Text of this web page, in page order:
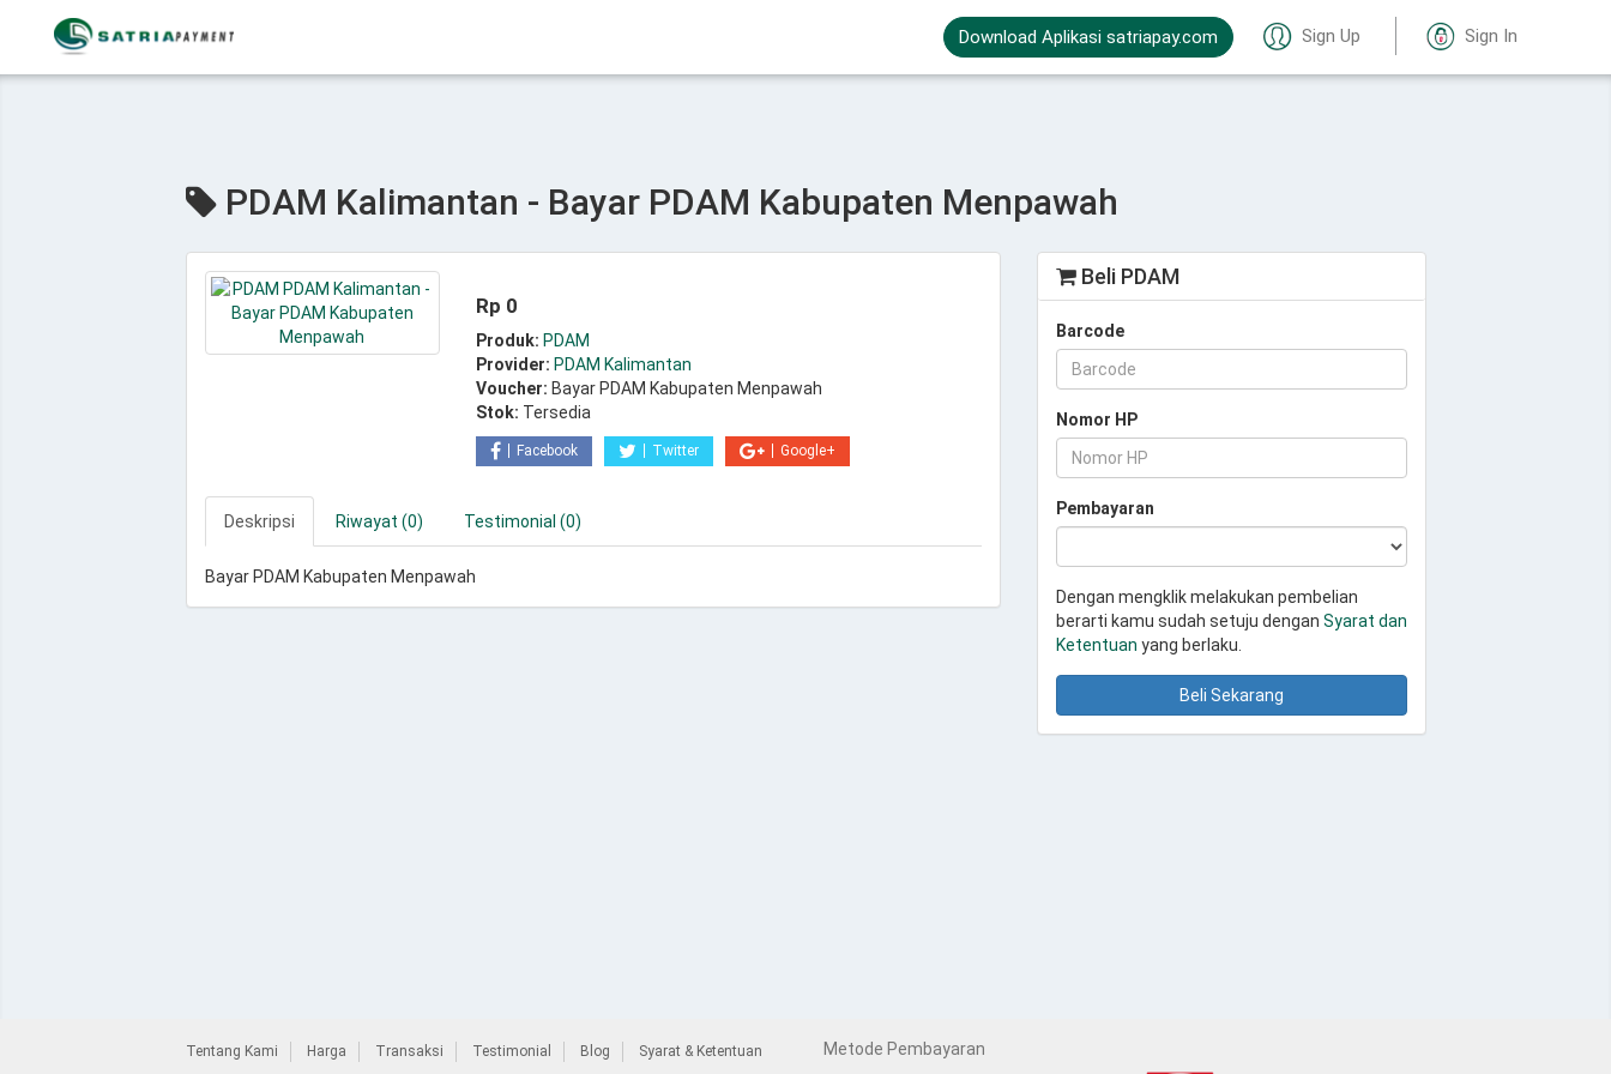
Download Aplikasi satriapay.com Sign Up Sign In
PDAM Kalimantan - Bayar PDAM Kabupaten Menpawah
Rp 0
Produk: PDAM
Provider: PDAM Kalimantan
Voucher: Bayar PDAM Kabupaten Menpawah
Stok: Tersedia
Facebook Twitter Google+
Deskripsi Riwayat (0) Testimonial (0)
Bayar PDAM Kabupaten Menpawah
Beli PDAM
Barcode
Nomor HP
Pembayaran
Dengan mengklik melakukan pembelian
berarti kamu sudah setuju dengan Syarat dan
Ketentuan yang berlaku.
Beli Sekarang
Tentang Kami Harga Transaksi Testimonial Blog Syarat & Ketentuan Metode Pembayaran